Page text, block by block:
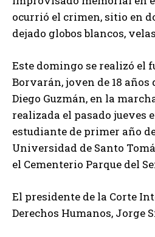
ocurrió el crimen, sitio en
dejado globos blancos,
Este domingo se realizó el
Borvarán, joven de 18 años
Diego Guzmán, en la
realizada el pasado jueves
estudiante de primer año
Universidad de Santo
el Cementerio Parque del
El presidente de la Corte
Derechos Humanos, Jorge